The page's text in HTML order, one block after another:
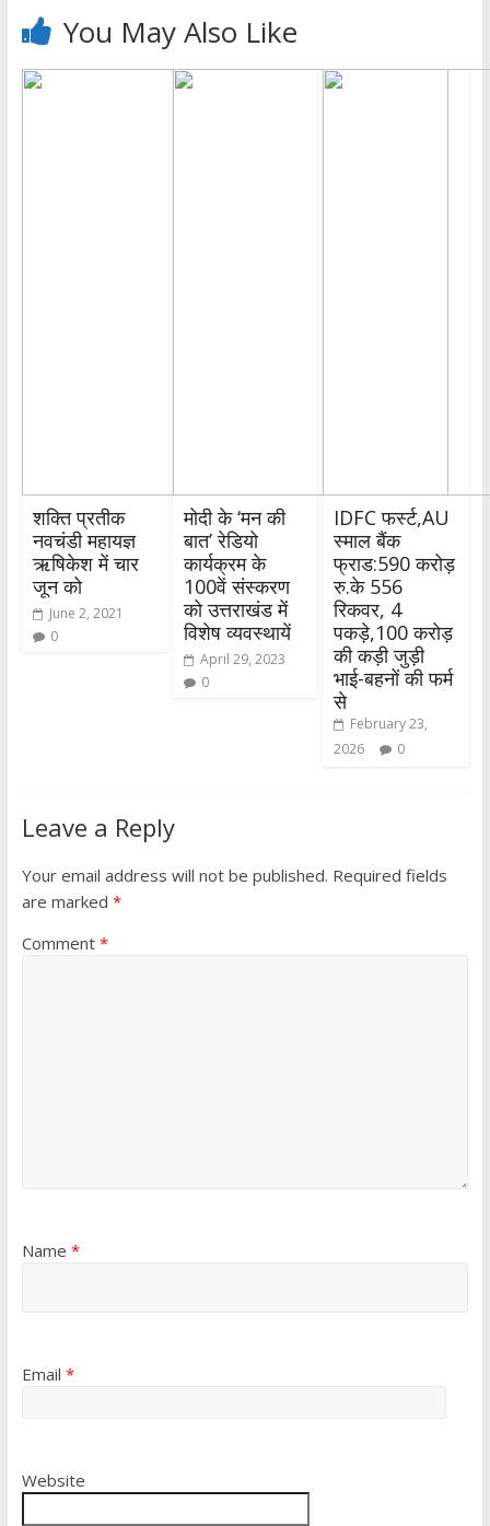
You May Also Like
शक्ति प्रतीक
नवचंडी महायज्ञ
ऋषिकेश में चार
जून को
June 2, 2021
0
मोदी के ‘मन की
बात’ रेडियो
कार्यक्रम के
100वें संस्करण
को उत्तराखंड में
विशेष व्यवस्थायें
April 29, 2023
0
IDFC फर्स्ट,AU
स्माल बैंक
फ्राड:590 करोड़
रु.के 556
रिकवर, 4
पकड़े,100 करोड़
की कड़ी जुड़ी
भाई-बहनों की फर्म
से
February 23,
2026
0
Leave a Reply
Your email address will not be published. Required fields
are marked *
Comment *
Name *
Email *
Website